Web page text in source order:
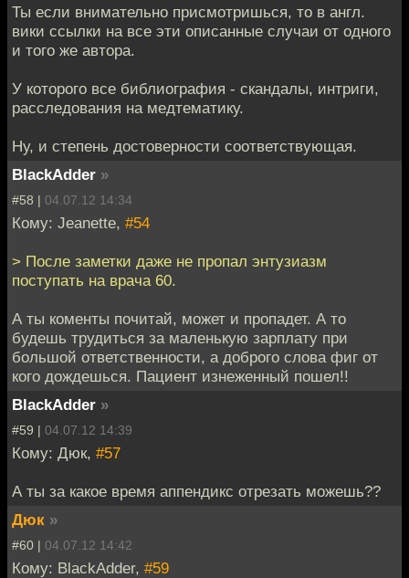
Ты если внимательно присмотришься, то в англ.
вики ссылки на все эти описанные случаи от одного
и того же автора.
У которого все библиография - скандалы, интриги,
расследования на медтематику.
Ну, и степень достоверности соответствующая.
BlackAdder »
#58 | 04.07.12 14:34
Кому: Jeanette, #54
> После заметки даже не пропал энтузиазм
поступать на врача 60.
А ты коменты почитай, может и пропадет. А то
будешь трудиться за маленькую зарплату при
большой ответственности, а доброго слова фиг от
кого дождешься. Пациент изнеженный пошел!!
BlackAdder »
#59 | 04.07.12 14:39
Кому: Дюк, #57
А ты за какое время аппендикс отрезать можешь??
Дюк »
#60 | 04.07.12 14:42
Кому: BlackAdder, #59